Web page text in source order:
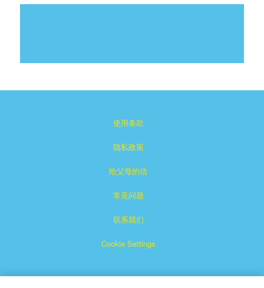
使用条款
隐私政策
给父母的信
常见问题
联系我们
Cookie Settings